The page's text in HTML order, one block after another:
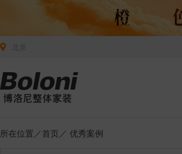
所在位置／首页 ／ 优秀案例